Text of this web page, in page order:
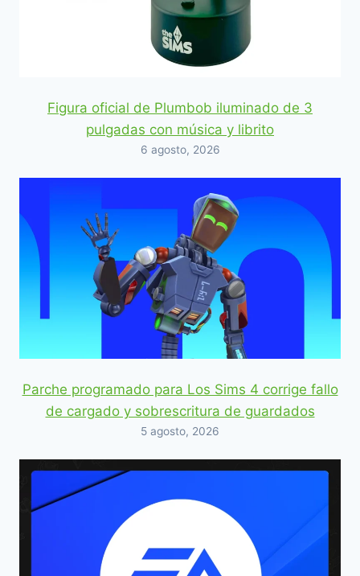
Figura oficial de Plumbob iluminado de 3
pulgadas con música y librito
6 agosto, 2026
Parche programado para Los Sims 4 corrige fallo
de cargado y sobrescritura de guardados
5 agosto, 2026